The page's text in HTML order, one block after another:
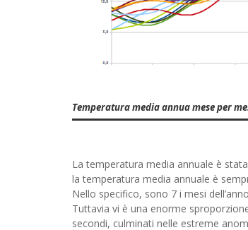
Temperatura media annua mese per
La temperatura media annuale è
la temperatura media annuale è
Nello specifico, sono 7 i mesi
Tuttavia vi è una enorme
secondi, culminati nelle estreme